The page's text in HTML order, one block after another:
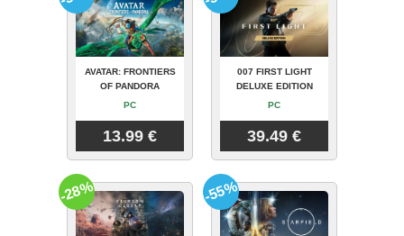
AVATAR: FRONTIERS
OF PANDORA
PC
13.99 €
007 FIRST LIGHT
DELUXE EDITION
PC
39.49 €
-28% -55%